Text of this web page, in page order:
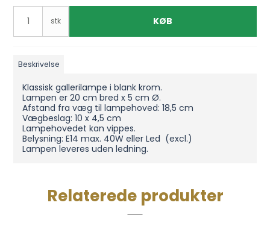
stk KØB
Beskrivelse
Klassisk gallerilampe i blank krom.
Lampen er 20 cm bred x 5 cm Ø.
Afstand fra væg til lampehoved: 18,5 cm
Vægbeslag: 10 x 4,5 cm
Lampehovedet kan vippes.
Belysning: E14 max. 40W eller Led (excl.)
Lampen leveres uden ledning.
Relaterede produkter